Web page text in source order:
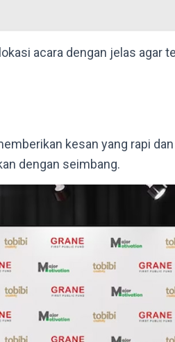
acara dengan jelas agar
kesan yang rapi dan
dengan seimbang.